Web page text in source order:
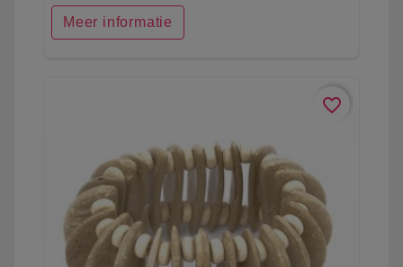
Meer informatie
favorite_border